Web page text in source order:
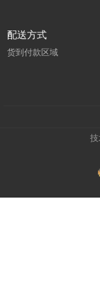
配送方式
货到付款区域
技